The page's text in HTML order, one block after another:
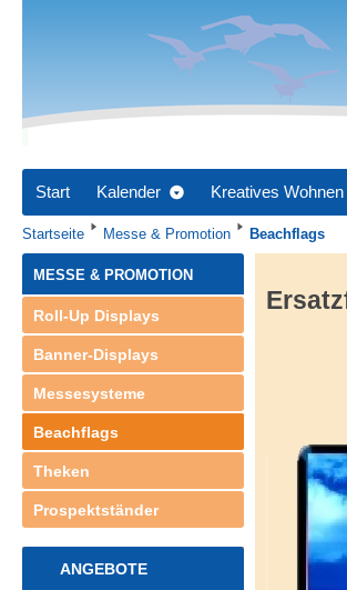
Start Kalender Kreatives Wohnen
Startseite Messe & Promotion Beachflags
MESSE & PROMOTION
Roll-Up Displays
Banner-Displays
Messesysteme
Beachflags
Theken
Prospektständer
ANGEBOTE